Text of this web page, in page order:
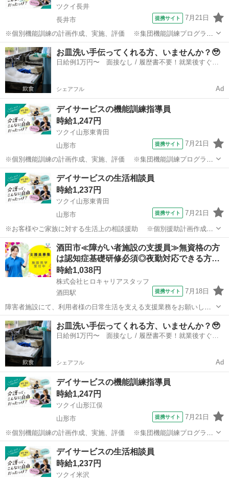
ツクイ長井
長井市
提携サイト 7月21日
※個別機能訓練の計画作成、実施、評価 ※集団機能訓練プログラム
の作成、実施、評価 ※他スタッフと連携してのケア業務全般 ※ス
タッフやご家族への動作介助の指導 ※福祉用具活用の提案、使用方
法の説明、指導 ※送迎・添乗...
山形 長井市 その他
お皿洗い手伝ってくれる方、いませんか？🥹
日給例1万円〜 面接なし / 履歴書不要！就業後すぐに
シェアフル Ad
デイサービスの機能訓練指導員
時給1,247円
ツクイ山形東青田
山形市
提携サイト 7月21日
※個別機能訓練の計画作成、実施、評価 ※集団機能訓練プログラム
の作成、実施、評価 ※他スタッフと連携してのケア業務全般 ※ス
タッフやご家族への動作介助の指導 ※福祉用具活用の提案、使用方
法の説明、指導など ※タブレ...
山形 その他
デイサービスの生活相談員
時給1,237円
ツクイ山形東青田
山形市
提携サイト 7月21日
※お客様やご家族に対する生活上の相談援助 ※個別援助計画作成、
および実施、評価 ※契約などの各種手続き ※サービス担当者会議
への出席 ※ケアマネジャー、ご家族、その他関係機関との連絡調
整・報告 ※事務業務 ※介護...
山形 山形市 その他
酒田市≪障がい者施設の支援員≫無資格の方
は認知症基礎研修必須◎夜勤対応できる方…
時給1,038円
株式会社ヒロキャリアスタッフ
酒田駅
提携サイト 7月18日
障害者施設にて、利用者様の日常生活を支える支援業務をお願いしま
す。 【具体的には…】 ・入浴介助 ・排泄介助 ・食事介助 ・生活全般
のサポート ・行事や外出時の付き添い ・その他、日常生活に関する支
援業務 利用者様の特...
山形 酒田駅 その他
お皿洗い手伝ってくれる方、いませんか？🥹
日給例1万円〜 面接なし / 履歴書不要！就業後すぐに
シェアフル Ad
デイサービスの機能訓練指導員
時給1,247円
ツクイ山形江俣
山形市
提携サイト 7月21日
※個別機能訓練の計画作成、実施、評価 ※集団機能訓練プログラム
の作成、実施、評価 ※他スタッフと連携してのケア業務全般 ※ス
タッフやご家族への動作介助の指導 ※福祉用具活用の提案、使用方
法の説明、指導 ※送迎・添乗...
山形 その他
デイサービスの生活相談員
時給1,237円
ツクイ米沢